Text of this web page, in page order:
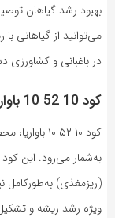
بهبود رشد گیاهان
می‌توانید از گیاهانی
در باغبانی و کشاورزی
کود 10 52 10 باواریا واردات ساعی گل تهران
کود ۱۰ ۵۲
به‌شمار می‌رود. این کود
(ریزمغذی) به‌طورکامل
ویژه رشد ریشه و